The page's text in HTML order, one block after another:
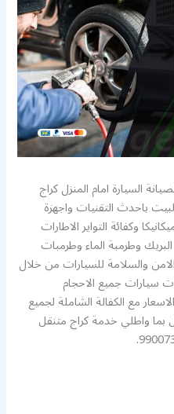
السيارة امام المنزل كراج
باحدث التقنيات واجهزة
وكفائة التواير الاطارات
وطرمبة الماء وطرمبات
والسلامة للسيارات من خلال
سيارات جميع الاحجام
مع الكفالة الشاملة لجميع
بما واطلي خدمة كراج متنقل